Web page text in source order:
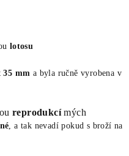
lotosu
35 mm a byla ručně vyrobena v
reprodukcímých
, a tak nevadí pokud s broží na